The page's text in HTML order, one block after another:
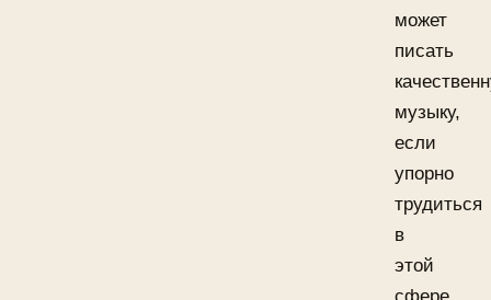
может
писать
музыку,
если
упорно
трудиться
в
этой
сфере.